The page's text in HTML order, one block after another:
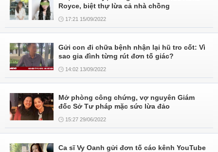
Royce, biệt thự lừa cả nhà chồng
17:21 15/09/2022
Gửi con đi chữa bệnh nhận lại hũ tro cốt: Vì
sao gia đình từng rút đơn tố giác?
14:02 13/09/2022
Mở phòng công chứng, vợ nguyên Giám
đốc Sở Tư pháp mặc sức lừa đảo
15:27 29/06/2022
Ca sĩ Vy Oanh gửi đơn tố cáo kênh YouTube